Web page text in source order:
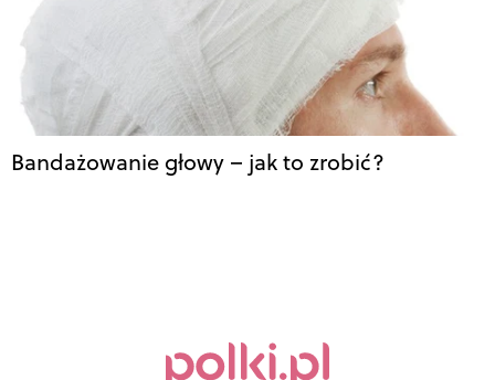
Bandażowanie głowy – jak to zrobić?